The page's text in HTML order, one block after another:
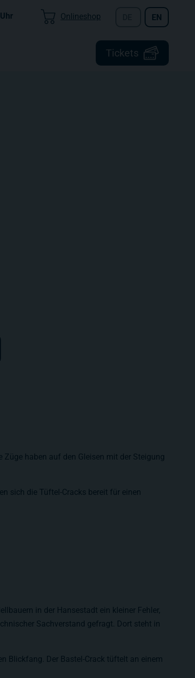
Tickets
Uhr Onlineshop EN
Züge haben auf den Gleisen mit der Steigung
sich die Tüftel-Cracks bereit für einen
in der Hansestadt ein kleiner Fehler,
Sachverstand gefragt. Dort steht in
Blickfang. Der Bastel-Crack tüftelt an einem